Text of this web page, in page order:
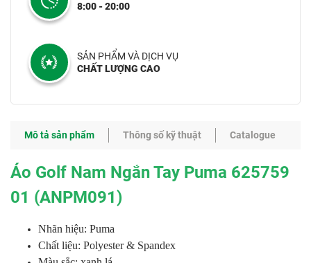
8:00 - 20:00
SẢN PHẨM VÀ DỊCH VỤ
CHẤT LƯỢNG CAO
Mô tả sản phẩm Thông số kỹ thuật Catalogue
Áo Golf Nam Ngắn Tay Puma 625759
01 (ANPM091)
Nhãn hiệu: Puma
Chất liệu: Polyester & Spandex